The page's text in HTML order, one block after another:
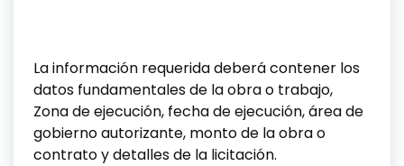
La información requerida deberá contener los
datos fundamentales de la obra o trabajo,
Zona de ejecución, fecha de ejecución, área de
gobierno autorizante, monto de la obra o
contrato y detalles de la licitación.